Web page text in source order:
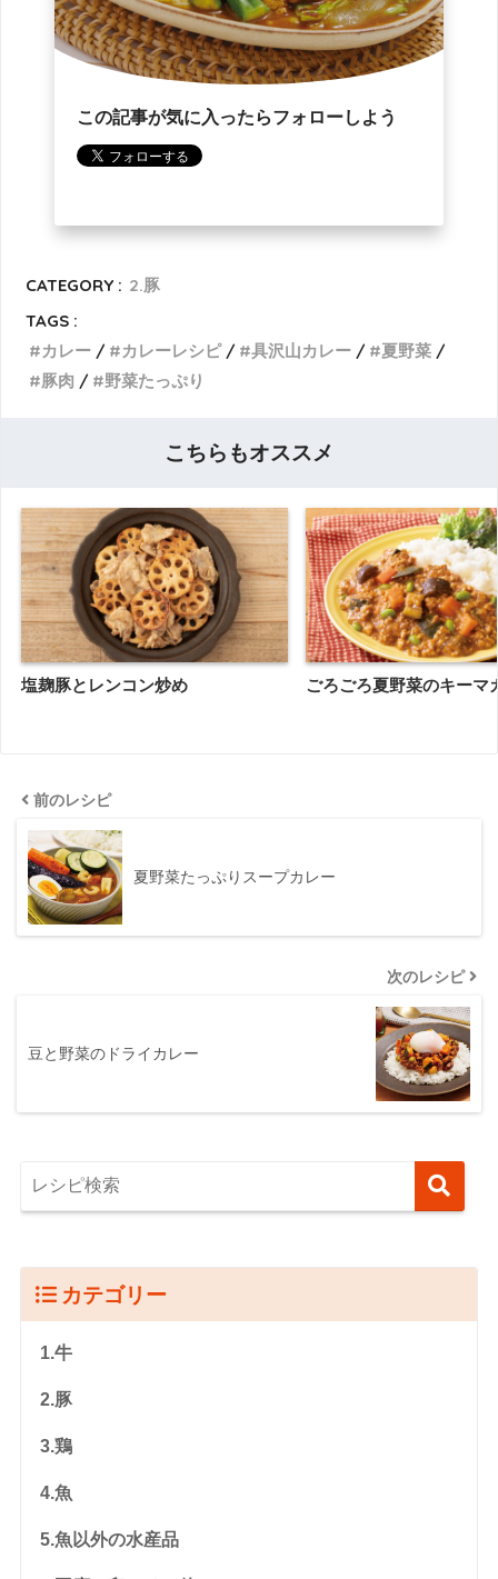
この記事が気に入ったらフォローしよう
CATEGORY : 2.豚
TAGS :
カレー
カレーレシピ 具沢山カレー
夏野菜
豚肉
野菜たっぷり
こちらもオススメ
塩麹豚とレンコン炒め ごろごろ夏野菜のキーマ
前のレシピ
夏野菜たっぷりスープカレー
次のレシピ
豆と野菜のドライカレー
カテゴリー
1.牛
2.豚
3.鶏
4.魚
5.魚以外の水産品